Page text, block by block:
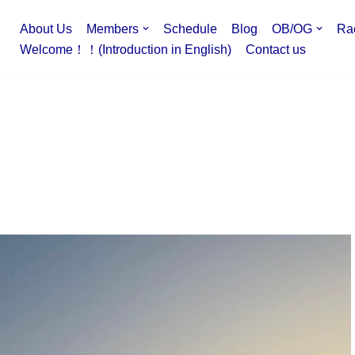
About Us Members Schedule Blog OB/OG
Welcome！！(Introduction in English)
Contact us